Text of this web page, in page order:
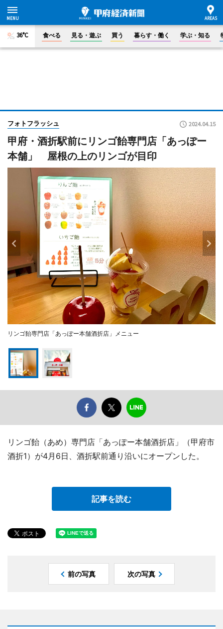
36°C 食べる 見る・遊ぶ 買う 暮らす・働く 学ぶ・知る
フォトフラッシュ 2024.04.15
甲府・酒折駅前にリンゴ飴専門店「あっぽー
本舗」 屋根の上のリンゴが目印
リンゴ飴専門店「あっぽー本舗酒折店」メニュー
リンゴ飴（あめ）専門店「あっぽー本舗酒折店」（甲府市
酒折1）が4月6日、酒折駅前通り沿いにオープンした。
記事を読む
前の写真 次の写真